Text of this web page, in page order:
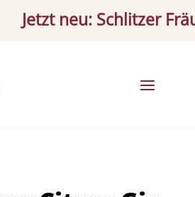
Jetzt neu: Schlitzer